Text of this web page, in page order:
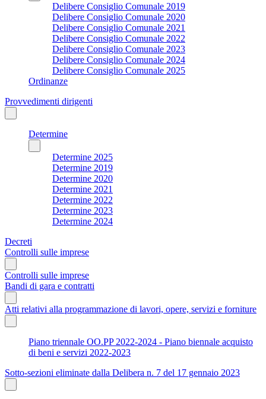
Delibere Consiglio Comunale 2019
Delibere Consiglio Comunale 2020
Delibere Consiglio Comunale 2021
Delibere Consiglio Comunale 2022
Delibere Consiglio Comunale 2023
Delibere Consiglio Comunale 2024
Delibere Consiglio Comunale 2025
Ordinanze
Provvedimenti dirigenti
Determine
Determine 2025
Determine 2019
Determine 2020
Determine 2021
Determine 2022
Determine 2023
Determine 2024
Decreti
Controlli sulle imprese
Controlli sulle imprese
Bandi di gara e contratti
Atti relativi alla programmazione di lavori, opere, servizi e forniture
Piano triennale OO.PP 2022-2024 - Piano biennale acquisto
di beni e servizi 2022-2023
Sotto-sezioni eliminate dalla Delibera n. 7 del 17 gennaio 2023